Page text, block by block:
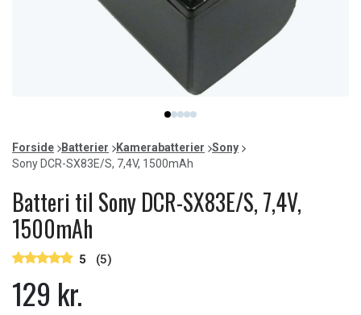
item
0
item
1
item
2
item
3
item
4
of
5
Forside Batterier Kamerabatterier
Sony
Sony DCR-SX83E/S, 7,4V, 1500mAh
Batteri til Sony DCR-SX83E/S, 7,4V,
1500mAh
5 (5)
129 kr.